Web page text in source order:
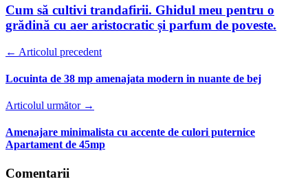
Cum să cultivi trandafirii. Ghidul meu pentru o
grădină cu aer aristocratic și parfum de poveste.
← Articolul precedent
Locuinta de 38 mp amenajata modern in nuante de bej
Articolul următor →
Amenajare minimalista cu accente de culori puternice
Apartament de 45mp
Comentarii